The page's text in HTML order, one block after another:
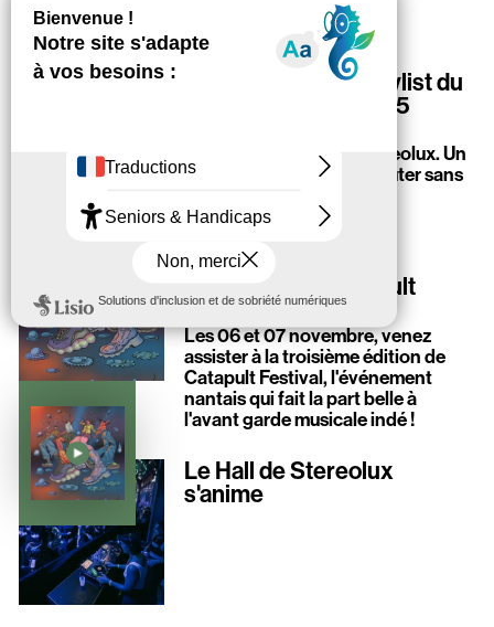
Playlist
Playlist n°34 : La playlist du
mois — octobre 2025
sélection de l’équipe Stereolux. Un
concentré de soleil à écouter sans
Playlist n°33 : Catapult
Festival
Les 06 et 07 novembre, venez
assister à la troisième édition de
Catapult Festival, l'événement
nantais qui fait la part belle à
l'avant garde musicale indé !
Le Hall de Stereolux
s'anime